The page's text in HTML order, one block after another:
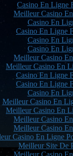
Casino En Ligne
Meilleur Casino
Casino En
Casino En Ligne
Casino En
Casino En
Meilleur Casino
Meilleur Casino En
Casino En Ligne
Casino En Ligne
Casino En
Meilleur Casino En
Meilleur Casino En
Meilleur Casino
Meilleur Casino
Casino En Ligne
Meilleur Site De